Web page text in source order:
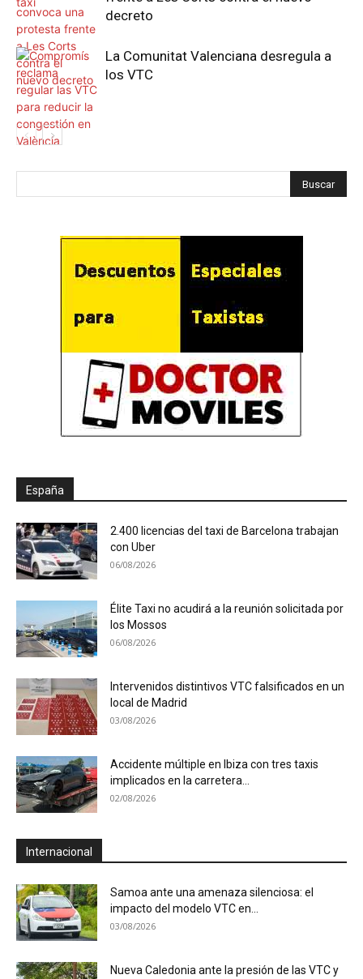
decreto
La Comunitat Valenciana desregula a
los VTC
España
2.400 licencias del taxi de Barcelona trabajan
con Uber
06/08/2026
Élite Taxi no acudirá a la reunión solicitada por
los Mossos
06/08/2026
Intervenidos distintivos VTC falsificados en un
local de Madrid
03/08/2026
Accidente múltiple en Ibiza con tres taxis
implicados en la carretera...
02/08/2026
Internacional
Samoa ante una amenaza silenciosa: el
impacto del modelo VTC en...
03/08/2026
Nueva Caledonia ante la presión de las VTC y